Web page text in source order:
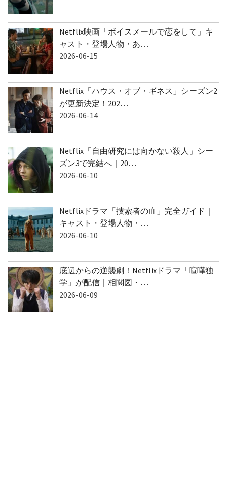
Netflix映画「ボイスメールで恋をして」キ
ャスト・登場人物・あ…
2026-06-15
Netflix「ハウス・オブ・ギネス」シーズン2
が更新決定！202…
2026-06-14
Netflix「自由研究には向かない殺人」シー
ズン3で完結へ｜20…
2026-06-10
Netflixドラマ「捜索者の血」完全ガイド｜
キャスト・登場人物・…
2026-06-10
底辺からの逆襲劇！Netflixドラマ「喧嘩独
学」が配信｜相関図・…
2026-06-09